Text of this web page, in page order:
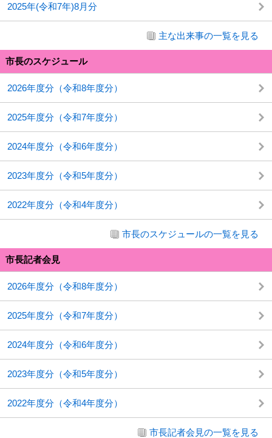
2025年(令和7年)8月分
主な出来事の一覧を見る
市長のスケジュール
2026年度分（令和8年度分）
2025年度分（令和7年度分）
2024年度分（令和6年度分）
2023年度分（令和5年度分）
2022年度分（令和4年度分）
市長のスケジュールの一覧を見る
市長記者会見
2026年度分（令和8年度分）
2025年度分（令和7年度分）
2024年度分（令和6年度分）
2023年度分（令和5年度分）
2022年度分（令和4年度分）
市長記者会見の一覧を見る